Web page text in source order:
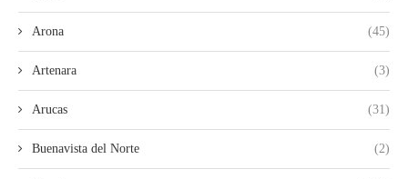
Arona (45)
Artenara (3)
Arucas (31)
Buenavista del Norte (2)